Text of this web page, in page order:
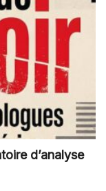
d’analyse